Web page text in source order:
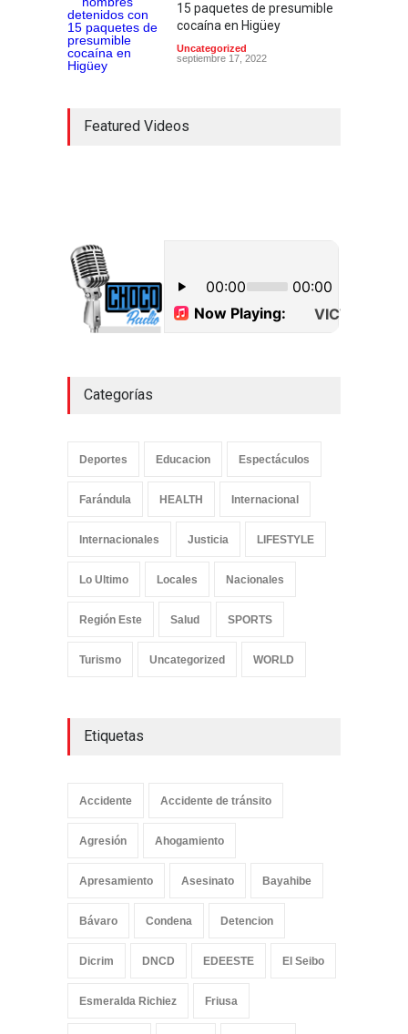
15 paquetes de presumible
cocaína en Higüey
Uncategorized
septiembre 17, 2022
Featured Videos
Categorías
Deportes Educacion Espectáculos
Farándula HEALTH Internacional
Internacionales Justicia LIFESTYLE
Lo Ultimo Locales Nacionales
Región Este Salud SPORTS
Turismo Uncategorized WORLD
Etiquetas
Accidente Accidente de tránsito
Agresión Ahogamiento
Apresamiento Asesinato Bayahibe
Bávaro Condena Detencion
Dicrim DNCD EDEESTE El Seibo
Esmeralda Richiez Friusa